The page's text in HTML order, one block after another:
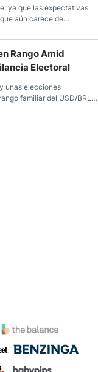
ya que las expectativas
aún carece de
Rango Amid
Electoral
unas elecciones
familiar del USD/BRL.
Brasil y unas elecciones
familiar del USD/BRL.